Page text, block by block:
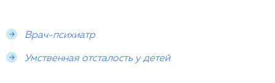
Врач-психиатр
Умственная отсталость у детей